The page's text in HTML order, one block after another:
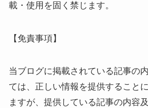
載・使用を固く禁じます。
【免責事項】
当ブログに掲載されている記事の
ては、正しい情報を提供すること
ますが、提供している記事の内容